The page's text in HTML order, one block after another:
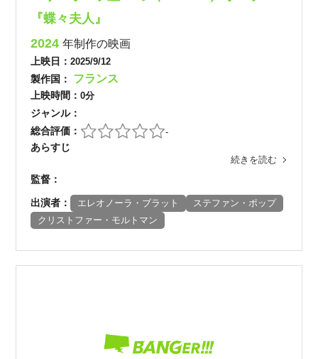
『蝶々夫人』
2024年制作の映画
上映日：2025/9/12
製作国： フランス
上映時間：0分
ジャンル：
総合評価：
-
あらすじ
続きを読む
監督：
出演者： エレオノーラ・ブラット
ステファン・ポップ
クリストファー・モルトマン